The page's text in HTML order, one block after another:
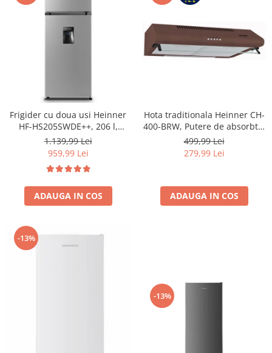
Frigider cu doua usi Heinner
HF-HS205SWDE++, 206 l,
Dozator de apa, Iluminare
LED, H 143.4 cm, Clasa E,
Argintiu
1.139,99 Lei
959,99 Lei
ADAUGA IN COS
Hota traditionala Heinner CH-
400-BRW, Putere de absorbtie
326.4 mc/h, 2 motoare, 60 cm,
Maro
499,99 Lei
279,99 Lei
ADAUGA IN COS
-13%
-13%